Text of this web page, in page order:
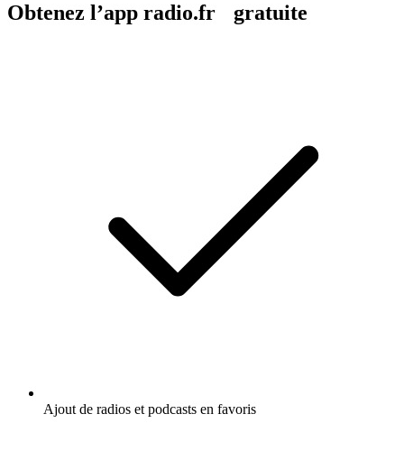
Obtenez l’app radio.fr gratuite
Ajout de radios et podcasts en favoris